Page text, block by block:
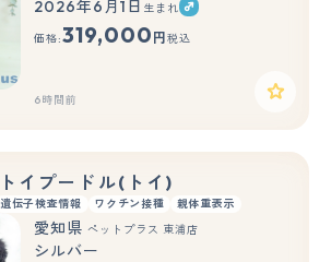
もっと見る
2026年6月1日 生まれ
価格:319,000 円 税込
6時間前
トイプードル(トイ)
遺伝子検査情報 ワクチン接種 親体重表示
愛知県 ペットプラス 東浦店
シルバー